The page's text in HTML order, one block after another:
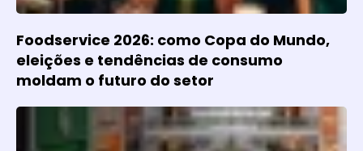
Foodservice 2026: como Copa do Mundo,
eleições e tendências de consumo
moldam o futuro do setor